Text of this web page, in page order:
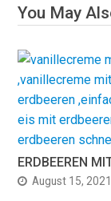
You May
ERDBEEREN
August 15, 2021